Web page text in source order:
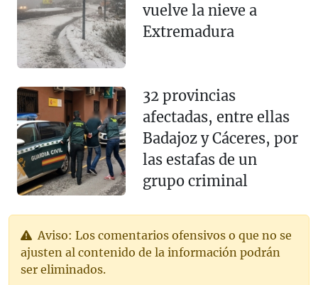
vuelve la nieve a
Extremadura
32 provincias
afectadas, entre ellas
Badajoz y Cáceres, por
las estafas de un
grupo criminal
Aviso: Los comentarios ofensivos o que no se
ajusten al contenido de la información podrán
ser eliminados.